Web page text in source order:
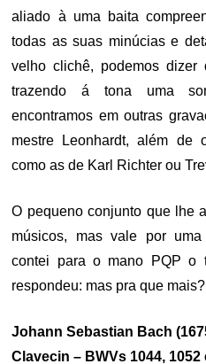
aliado à uma baita
todas as suas minúcias e
velho clichê, podemos
trazendo á tona uma
encontramos em outras
mestre Leonhardt, além de
como as de Karl Richter ou
O pequeno conjunto que lhe
músicos, mas vale por
contei para o mano PQP o
respondeu: mas pra que mais?
Johann Sebastian Bach
Clavecin – BWVs 1044, 1052